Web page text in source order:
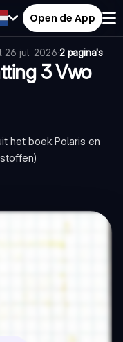
Open de App
26 jul. 2026·2 pagina's
3 Vwo
het boek Polaris en